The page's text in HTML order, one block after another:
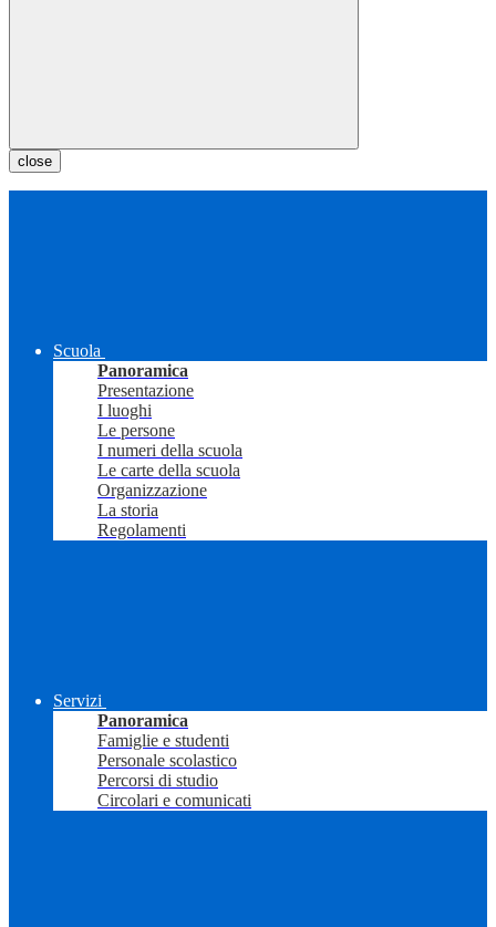
close
Scuola
Panoramica
Presentazione
I luoghi
Le persone
I numeri della scuola
Le carte della scuola
Organizzazione
La storia
Regolamenti
Servizi
Panoramica
Famiglie e studenti
Personale scolastico
Percorsi di studio
Circolari e comunicati